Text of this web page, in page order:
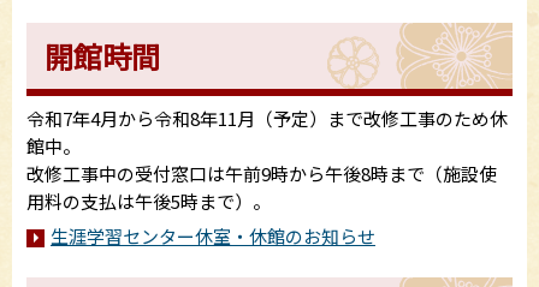
開館時間
令和7年4月から令和8年11月（予定）まで改修工事のため休
館中。
改修工事中の受付窓口は午前9時から午後8時まで（施設使
用料の支払は午後5時まで）。
生涯学習センター休室・休館のお知らせ